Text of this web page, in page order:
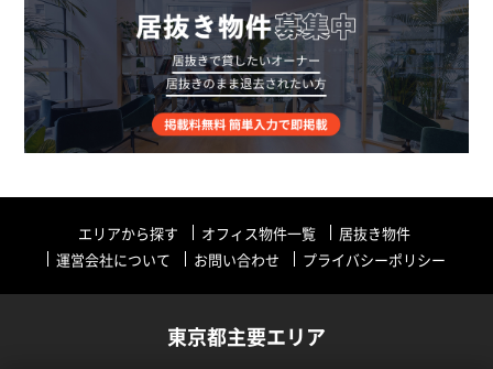
エリアから探す オフィス物件一覧
居抜き物件
運営会社について
お問い合わせ プライバシーポリシー
東京都主要エリア